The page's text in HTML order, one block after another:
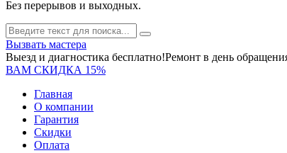
Без перерывов и выходных.
Вызвать мастера
Выезд и диагностика бесплатно!Ремонт в день
ВАМ СКИДКА 15%
Главная
О компании
Гарантия
Скидки
Оплата